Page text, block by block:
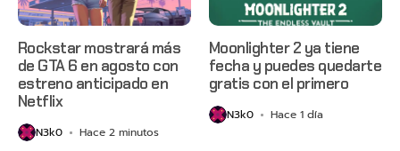
Rockstar mostrará más
de GTA 6 en agosto con
estreno anticipado en
Netflix
N3k0 Hace 2 minutos
Moonlighter 2 ya tiene
fecha y puedes quedarte
gratis con el primero
N3k0 Hace 1 día